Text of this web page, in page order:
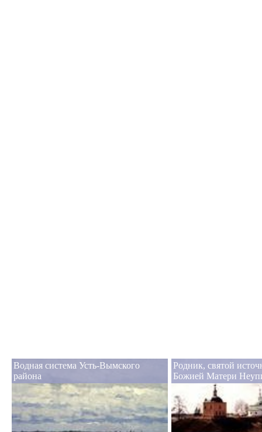
Водная система Усть-Вымского
района
Родник, святой
Божией Матери